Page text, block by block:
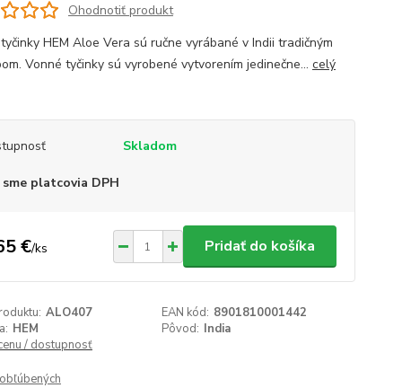
Ohodnotiť produkt
HEM Aloe Vera sú ručne vyrábané v Indii tradičným
Vonné tyčinky sú vyrobené vytvorením jedinečne... celý
Skladom
sme platcovia DPH
€/ks Pridať do košíka
ALO407 EAN kód: 8901810001442
HEM Pôvod: India
/ dostupnosť